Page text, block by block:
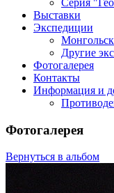
Серия
Выставки
Экспедиции
Другие
Фотогалерея
Контакты
Информация и
Фотогалерея
Вернуться в альбом